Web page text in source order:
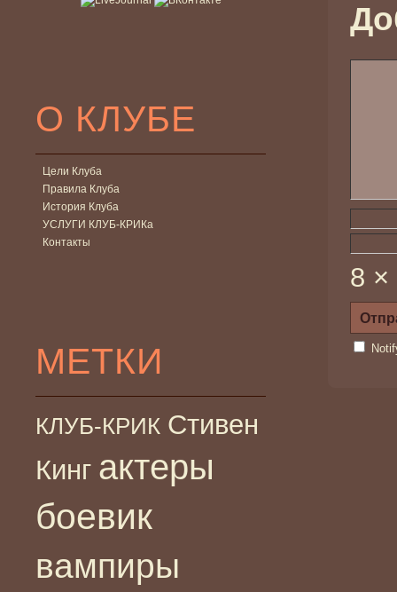
О КЛУБЕ
Цели Клуба
Правила Клуба
История Клуба
УСЛУГИ КЛУБ-КРИКа
Контакты
МЕТКИ
КЛУБ-КРИК Стивен
Кинг актеры
боевик
вампиры
8 ×